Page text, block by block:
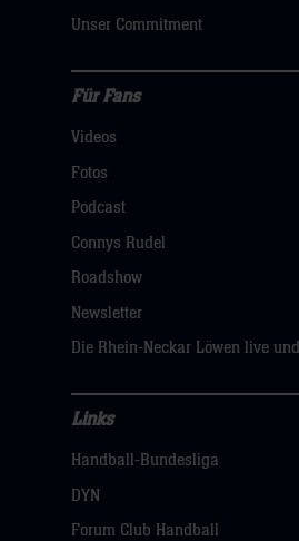
klicken
hier
Unser Commitment
Fans
Navigation
öffnen,
hier
Für Fans
Videos
Fotos
Podcast
Connys Rudel
Roadshow
Newsletter
Die Rhein-Neckar Löwen live
Navigation
öffnen,
dann
Links
Handball-Bundesliga
DYN
Forum Club Handball